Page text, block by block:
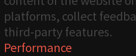
platforms, collect
third-party features.
Performance